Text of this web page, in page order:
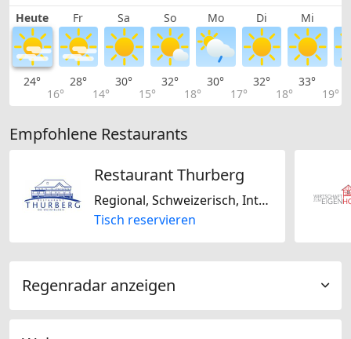
Heute Fr Sa So Mo Di Mi
24°
16°
28°
14°
30°
15°
32°
18°
30°
17°
32°
18°
33°
19°
Empfohlene Restaurants
Restaurant Thurberg
Regional, Schweizerisch, International
Tisch reservieren
Regenradar anzeigen